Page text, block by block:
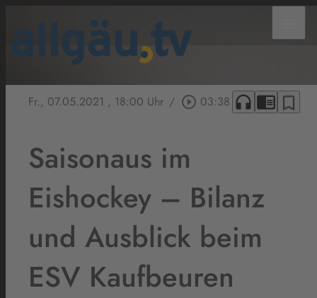
Fr., 07.05.2021 , 18:00 Uhr / play_circle_outline 03:38 headphones chrome_reader_mode bookmark_border
Saisonaus im
Eishockey – Bilanz
und Ausblick beim
ESV Kaufbeuren